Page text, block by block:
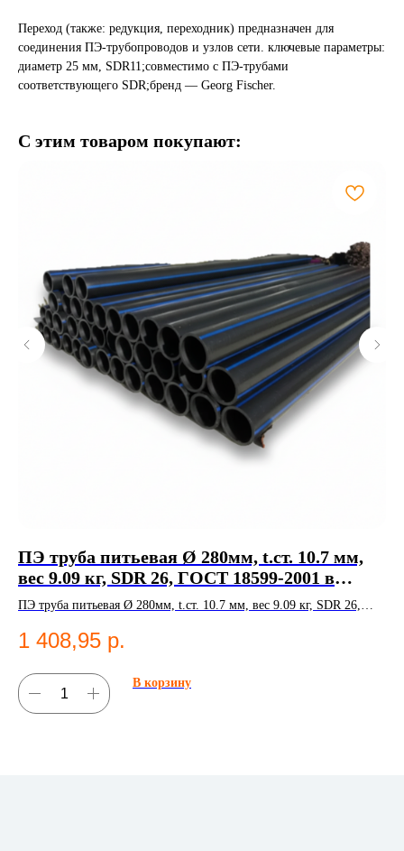
Переход (также: редукция, переходник) предназначен для
соединения ПЭ-трубопроводов и узлов сети. ключевые параметры:
диаметр 25 мм, SDR11;совместимо с ПЭ-трубами
соответствующего SDR;бренд — Georg Fischer.
С этим товаром покупают:
ПЭ труба питьевая Ø 280мм, t.ст. 10.7 мм,
вес 9.09 кг, SDR 26, ГОСТ 18599-2001 в
Казани
ПЭ труба питьевая Ø 280мм, t.ст. 10.7 мм, вес 9.09 кг, SDR 26,
1 408,95 р.
В корзину